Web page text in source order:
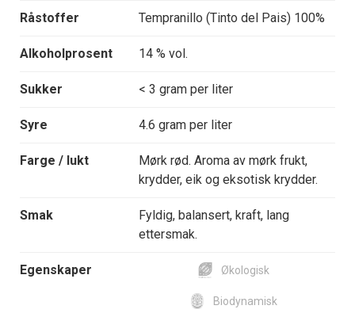
Råstoffer Tempranillo (Tinto del Pais) 100%
Alkoholprosent 14 % vol.
Sukker < 3 gram per liter
Syre 4.6 gram per liter
Farge / lukt
Mørk rød. Aroma av mørk frukt,
krydder, eik og eksotisk krydder.
Smak
Fyldig, balansert, kraft, lang
ettersmak.
Egenskaper Økologisk
Biodynamisk